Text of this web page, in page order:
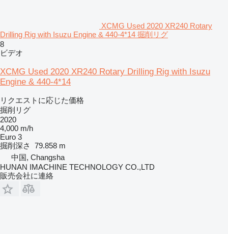
XCMG Used 2020 XR240 Rotary
Drilling Rig with Isuzu Engine & 440-4*14 掘削リグ
8
ビデオ
XCMG Used 2020 XR240 Rotary Drilling Rig with Isuzu
Engine & 440-4*14
リクエストに応じた価格
掘削リグ
2020
4,000 m/h
Euro 3
掘削深さ
79.858 m
中国, Changsha
HUNAN IMACHINE TECHNOLOGY CO.,LTD
販売会社に連絡